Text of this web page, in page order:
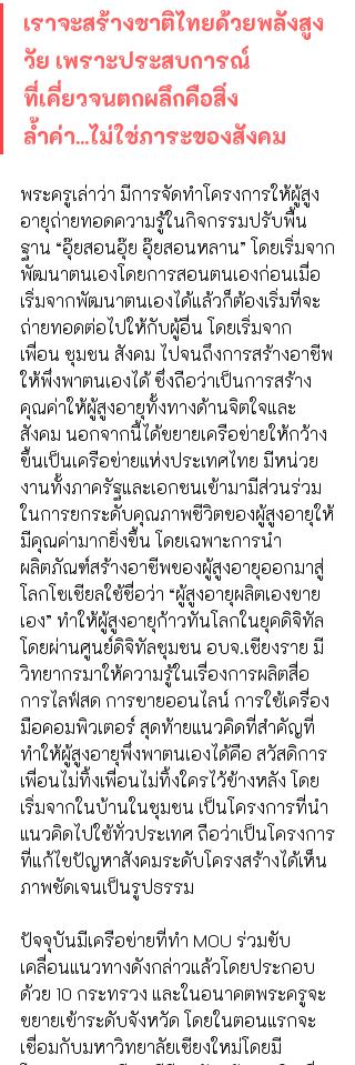
เราจะสร้างชาติไทยด้วยพลังสูง
วัย เพราะประสบการณ์
ที่เคี่ยวจนตกผลึกคือสิ่ง
ล้ำค่า...ไม่ใช่ภาระของสังคม
พระครูเล่าว่า มีการจัดทำโครงการให้ผู้สูง
อายุถ่ายทอดความรู้ในกิจกรรมปรับพื้น
ฐาน “อุ๊ยสอนอุ๊ย อุ๊ยสอนหลาน” โดยเริ่มจาก
พัฒนาตนเองโดยการสอนตนเองก่อนเมื่อ
เริ่มจากพัฒนาตนเองได้แล้วก็ต้องเริ่มที่จะ
ถ่ายทอดต่อไปให้กับผู้อื่น โดยเริ่มจาก
เพื่อน ชุมชน สังคม ไปจนถึงการสร้างอาชีพ
ให้พึ่งพาตนเองได้ ซึ่งถือว่าเป็นการสร้าง
คุณค่าให้ผู้สูงอายุทั้งทางด้านจิตใจและ
สังคม นอกจากนี้ได้ขยายเครือข่ายให้กว้าง
ขึ้นเป็นเครือข่ายแห่งประเทศไทย มีหน่วย
งานทั้งภาครัฐและเอกชนเข้ามามีส่วนร่วม
ในการยกระดับคุณภาพชีวิตของผู้สูงอายุให้
มีคุณค่ามากยิ่งขึ้น โดยเฉพาะการนำ
ผลิตภัณฑ์สร้างอาชีพของผู้สูงอายุออกมาสู่
โลกโซเชียลใช้ชื่อว่า “ผู้สูงอายุผลิตเองขาย
เอง” ทำให้ผู้สูงอายุก้าวทันโลกในยุคดิจิทัล
โดยผ่านศูนย์ดิจิทัลชุมชน อบจ.เชียงราย มี
วิทยากรมาให้ความรู้ในเรื่องการผลิตสื่อ
การไลฟ์สด การขายออนไลน์ การใช้เครื่อง
มือคอมพิวเตอร์ สุดท้ายแนวคิดที่สำคัญที่
ทำให้ผู้สูงอายุพึ่งพาตนเองได้คือ สวัสดิการ
เพื่อนไม่ทิ้งเพื่อนไม่ทิ้งใครไว้ข้างหลัง โดย
เริ่มจากในบ้านในชุมชน เป็นโครงการที่นำ
แนวคิดไปใช้ทั่วประเทศ ถือว่าเป็นโครงการ
ที่แก้ไขปัญหาสังคมระดับโครงสร้างได้เห็น
ภาพชัดเจนเป็นรูปธรรม
ปัจจุบันมีเครือข่ายที่ทำ MOU ร่วมขับ
เคลื่อนแนวทางดังกล่าวแล้วโดยประกอบ
ด้วย 10 กระทรวง และในอนาคตพระครูจะ
ขยายเข้าระดับจังหวัด โดยในตอนแรกจะ
เชื่อมกับมหาวิทยาลัยเชียงใหม่โดยมี